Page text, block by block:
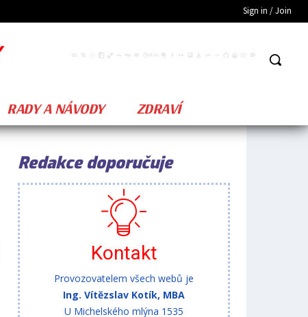
Sign in / Join
RADY A NÁVODY ZDRAVÍ
Redakce doporučuje
Kontakt
Provozovatelem všech webů je
Ing. Vítězslav Kotík, MBA
U Michelského mlýna 1535